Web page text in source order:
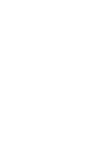
turkis
i smukke turkis,